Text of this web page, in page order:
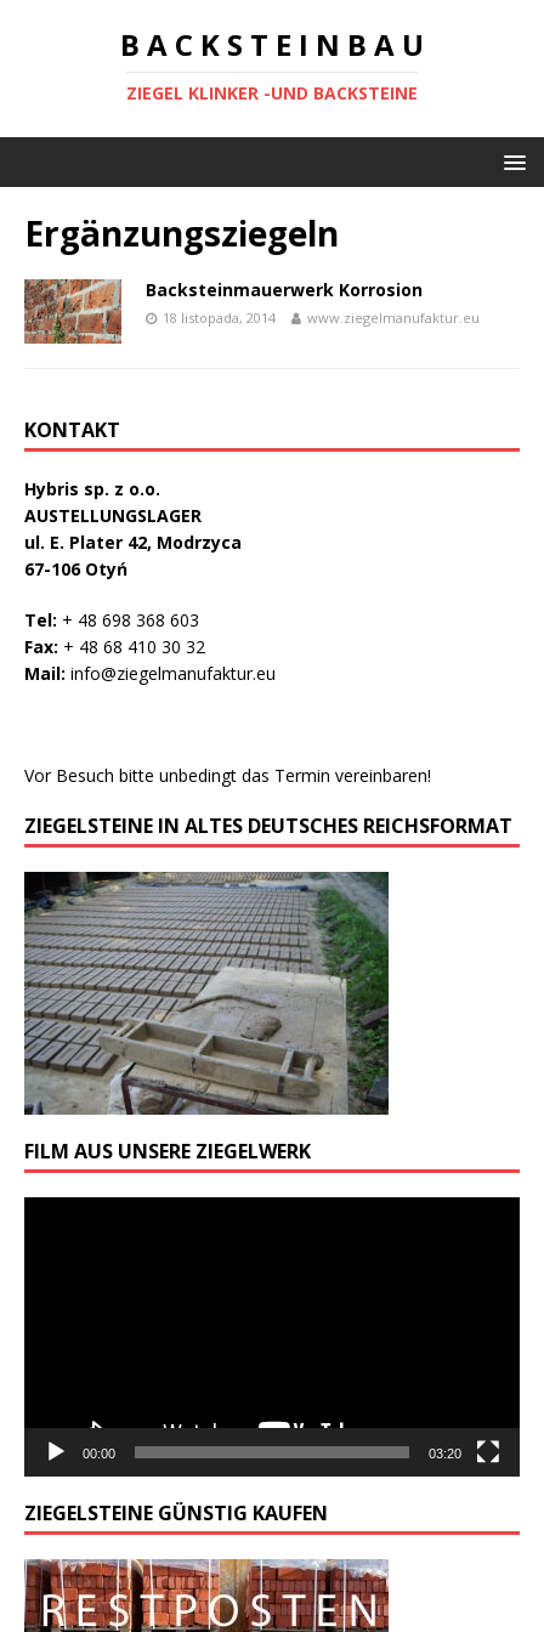
B A C K S T E I N B A U
ZIEGEL KLINKER -UND BACKSTEINE
Ergänzungsziegeln
Backsteinmauerwerk Korrosion
18 listopada, 2014 www.ziegelmanufaktur.eu
KONTAKT
Hybris sp. z o.o.
AUSTELLUNGSLAGER
ul. E. Plater 42, Modrzyca
67-106 Otyń
Tel: + 48 698 368 603
Fax: + 48 68 410 30 32
Mail: info@ziegelmanufaktur.eu
Vor Besuch bitte unbedingt das Termin vereinbaren!
ZIEGELSTEINE IN ALTES DEUTSCHES REICHSFORMAT
FILM AUS UNSERE ZIEGELWERK
00:00 03:20
ZIEGELSTEINE GÜNSTIG KAUFEN